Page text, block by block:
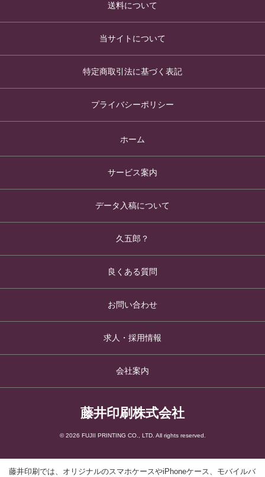
送料について
当サイトについて
特定商取引法に基づく表記
プライバシーポリシー
ホーム
サービス案内
データ入稿について
久五郎？
良くある質問
お問い合わせ
求人・採用情報
会社案内
藤井印刷株式会社
© 2026 FUJII PRINTING CO., LTD. All rights reserved.
藤井印刷では、オリジナルのスマホケースやiPhoneケース、モバイルバ